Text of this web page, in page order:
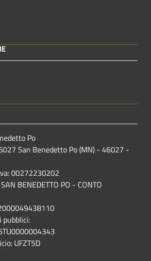
Po
San Benedetto Po (MN) - 46027 -
00272230202
BENEDETTO PO - CONTO
pubblici:
UFZT5D